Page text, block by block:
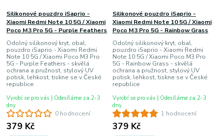
0 hodnocení
Silikonové pouzdro iSaprio -
Xiaomi Redmi Note 10 5G / Xiaomi
Poco M3 Pro 5G - Purple Feathers
Odolný silikonový kryt, obal,
pouzdro iSaprio - Xiaomi Redmi
Note 10 5G / Xiaomi Poco M3 Pro
5G - Purple Feathers - skvělá
ochrana a pružnost, stylový UV
potisk, lehkost, tiskne se v České
republice
379 Kč
Vyrobí se pro vás | Odesíláme za 2-3
dny
1 hodnocení
Silikonové pouzdro iSaprio -
Xiaomi Redmi Note 10 5G / Xiaomi
Poco M3 Pro 5G - Rainbow Grass
Odolný silikonový kryt, obal,
pouzdro iSaprio - Xiaomi Redmi
Note 10 5G / Xiaomi Poco M3 Pro
5G - Rainbow Grass - skvělá
ochrana a pružnost, stylový UV
potisk, lehkost, tiskne se v České
republice
379 Kč
Vyrobí se pro vás | Odesíláme za 2-3
dny